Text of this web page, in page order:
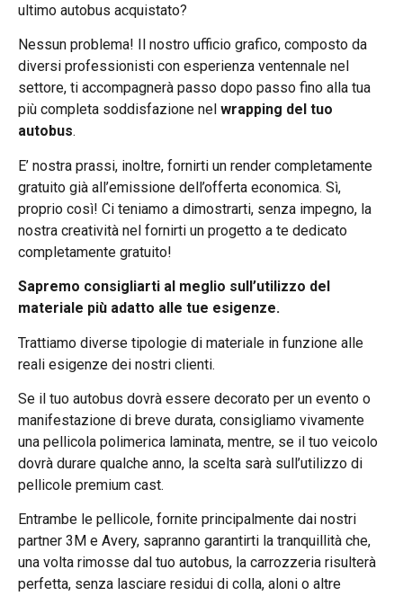
ultimo autobus acquistato?
Nessun problema! Il nostro ufficio grafico, composto da
diversi professionisti con esperienza ventennale nel
settore, ti accompagnerà passo dopo passo fino alla tua
più completa soddisfazione nel wrapping del tuo
autobus.
E’ nostra prassi, inoltre, fornirti un render completamente
gratuito già all’emissione dell’offerta economica. Sì,
proprio così! Ci teniamo a dimostrarti, senza impegno, la
nostra creatività nel fornirti un progetto a te dedicato
completamente gratuito!
Sapremo consigliarti al meglio sull’utilizzo del
materiale più adatto alle tue esigenze.
Trattiamo diverse tipologie di materiale in funzione alle
reali esigenze dei nostri clienti.
Se il tuo autobus dovrà essere decorato per un evento o
manifestazione di breve durata, consigliamo vivamente
una pellicola polimerica laminata, mentre, se il tuo veicolo
dovrà durare qualche anno, la scelta sarà sull’utilizzo di
pellicole premium cast.
Entrambe le pellicole, fornite principalmente dai nostri
partner 3M e Avery, sapranno garantirti la tranquillità che,
una volta rimosse dal tuo autobus, la carrozzeria risulterà
perfetta, senza lasciare residui di colla, aloni o altre